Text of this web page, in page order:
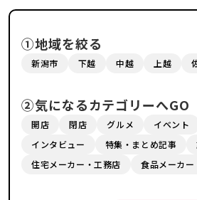
①地域を絞る
新潟市 下越 中越 上越
②気になるカテゴリーへGO
開店 閉店 グルメ イベント
インタビュー
特集・まとめ記事
住宅メーカー・工務店
食品メーカー